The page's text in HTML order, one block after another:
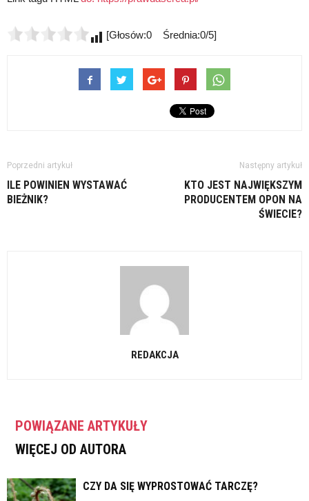
[Głosów:0 Średnia:0/5]
Poprzedni artykuł
ILE POWINIEN WYSTAWAĆ
BIEŻNIK?
Następny artykuł
KTO JEST NAJWIĘKSZYM
PRODUCENTEM OPON NA
ŚWIECIE?
REDAKCJA
POWIĄZANE ARTYKUŁY
WIĘCEJ OD AUTORA
CZY DA SIĘ WYPROSTOWAĆ TARCZĘ?